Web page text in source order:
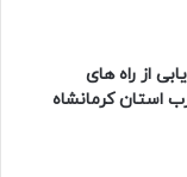
از راه های
استان کرمانشاه